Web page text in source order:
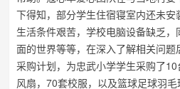
下得知，部分学生住宿寝室内还未
生活条件艰苦，学校电脑设备缺乏
面的世界等等，在深入了解相关问题
采购计划，为忠武小学学生采购了
风扇，70套校服，以及篮球足球羽毛